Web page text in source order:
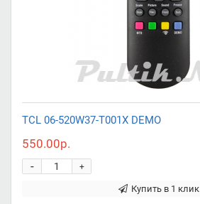
TCL 06-520W37-T001X DEMO
550.00р.
+
-
Купить в 1 клик